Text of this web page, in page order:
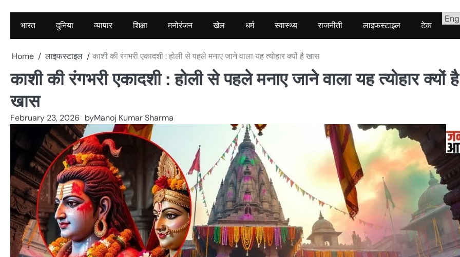
भारत दुनिया व्यापार शिक्षा मनोरंजन खेल धर्म स्वास्थ्य राजनीती लाइफस्टाइल टेक
Home लाइफस्टाइल काशी की रंगभरी एकादशी : होली से पहले मनाए जाने वाला यह त्योहार क्यों है खास
काशी की रंगभरी एकादशी : होली से पहले मनाए जाने वाला यह त्योहार क्यों है
खास
February 23, 2026 byManoj Kumar Sharma